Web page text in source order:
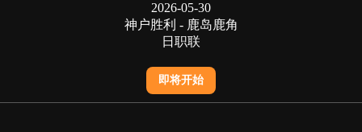
2026-05-30
神户胜利 - 鹿岛鹿角
日职联
即将开始